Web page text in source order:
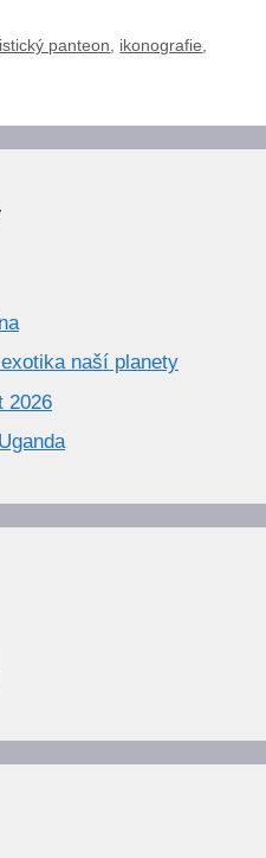
panteon, ikonografie,
naší planety
2026